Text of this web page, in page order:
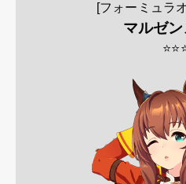
[フォーミュラ
マルゼ